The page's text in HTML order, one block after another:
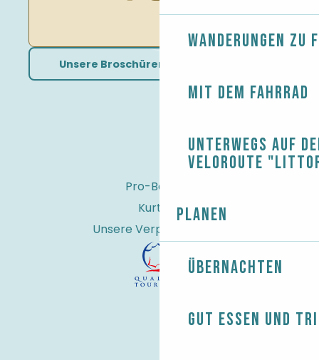
Wanderungen zu
Mit dem Fahrrad
Unterwegs auf
Veloroute
Planen
Übernachten
Gut essen und
Unsere Broschüren herunterladen
Pro-Bereich
Kurtaxe
Unsere Verpflichtungen